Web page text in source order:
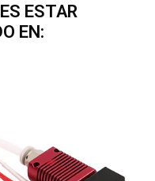
ESTAR
EN: